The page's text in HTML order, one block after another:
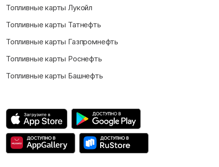
Топливные карты Лукойл
Топливные карты Татнефть
Топливные карты Газпромнефть
Топливные карты Роснефть
Топливные карты Башнефть